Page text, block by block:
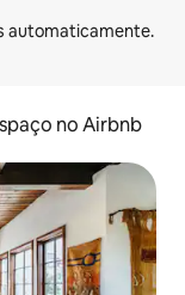
no Airbnb